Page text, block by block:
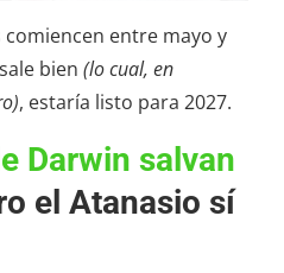
comiencen entre mayo y
bien (lo cual, en
, estaría listo para 2027.
Darwin salvan
el Atanasio sí